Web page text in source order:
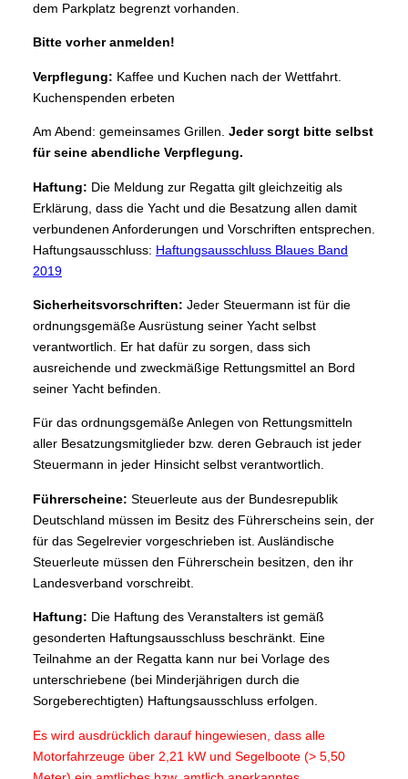
dem Parkplatz begrenzt vorhanden.
Bitte vorher anmelden!
Verpflegung: Kaffee und Kuchen nach der Wettfahrt.
Kuchenspenden erbeten
Am Abend: gemeinsames Grillen. Jeder sorgt bitte selbst
für seine abendliche Verpflegung.
Haftung: Die Meldung zur Regatta gilt gleichzeitig als
Erklärung, dass die Yacht und die Besatzung allen damit
verbundenen Anforderungen und Vorschriften entsprechen.
Haftungsausschluss: Haftungsausschluss Blaues Band
2019
Sicherheitsvorschriften: Jeder Steuermann ist für die
ordnungsgemäße Ausrüstung seiner Yacht selbst
verantwortlich. Er hat dafür zu sorgen, dass sich
ausreichende und zweckmäßige Rettungsmittel an Bord
seiner Yacht befinden.
Für das ordnungsgemäße Anlegen von Rettungsmitteln
aller Besatzungsmitglieder bzw. deren Gebrauch ist jeder
Steuermann in jeder Hinsicht selbst verantwortlich.
Führerscheine: Steuerleute aus der Bundesrepublik
Deutschland müssen im Besitz des Führerscheins sein, der
für das Segelrevier vorgeschrieben ist. Ausländische
Steuerleute müssen den Führerschein besitzen, den ihr
Landesverband vorschreibt.
Haftung: Die Haftung des Veranstalters ist gemäß
gesonderten Haftungsausschluss beschränkt. Eine
Teilnahme an der Regatta kann nur bei Vorlage des
unterschriebene (bei Minderjährigen durch die
Sorgeberechtigten) Haftungsausschluss erfolgen.
Es wird ausdrücklich darauf hingewiesen, dass alle
Motorfahrzeuge über 2,21 kW und Segelboote (> 5,50